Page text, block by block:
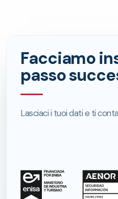
Facciamo
passo
Lasciaci i tuoi dati e ti